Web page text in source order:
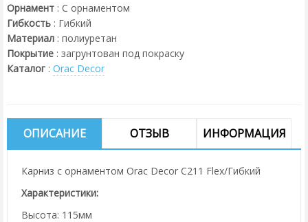
Орнамент : С орнаментом
Гибкость : Гибкий
Материал : полиуретан
Покрытие : загрунтован под покраску
Каталог : Orac Decor
ОПИСАНИЕ ОТЗЫВ ИНФОРМАЦИЯ
Карниз с орнаментом Orac Decor C211 Flex/Гибкий
Характеристики:
Высота: 115мм